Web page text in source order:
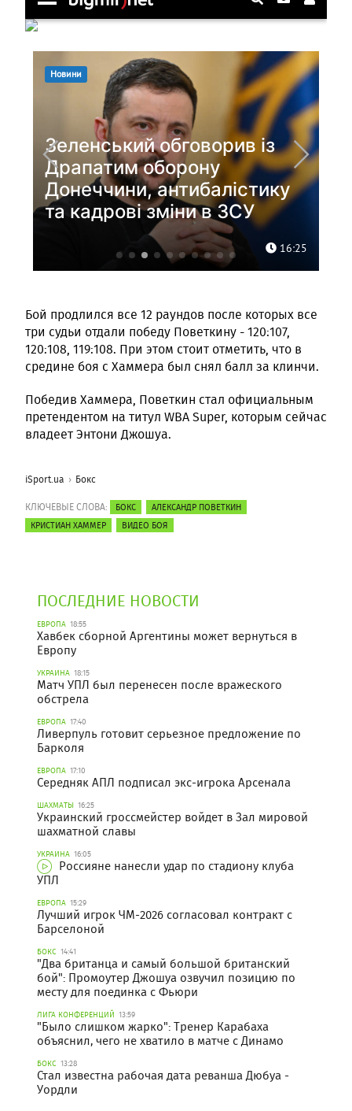
Бой продлился все 12 раундов после которых все
три судьи отдали победу Поветкину - 120:107,
120:108, 119:108. При этом стоит отметить, что в
средине боя с Хаммера был снял балл за клинчи.
Победив Хаммера, Поветкин стал официальным
претендентом на титул WBA Super, которым сейчас
владеет Энтони Джошуа.
iSport.ua Бокс
КЛЮЧЕВЫЕ СЛОВА: БОКС
АЛЕКСАНДР ПОВЕТКИН
КРИСТИАН ХАММЕР
ВИДЕО БОЯ
ПОСЛЕДНИЕ НОВОСТИ
ЕВРОПА 18:55
Хавбек сборной Аргентины может вернуться в
Европу
УКРАИНА 18:15
Матч УПЛ был перенесен после вражеского
обстрела
ЕВРОПА 17:40
Ливерпуль готовит серьезное предложение по
Барколя
ЕВРОПА 17:10
Середняк АПЛ подписал экс-игрока Арсенала
ШАХМАТЫ 16:25
Украинский гроссмейстер войдет в Зал мировой
шахматной славы
УКРАИНА 16:05
Россияне нанесли удар по стадиону клуба
УПЛ
ЕВРОПА 15:29
Лучший игрок ЧМ-2026 согласовал контракт с
Барселоной
БОКС 14:41
"Два британца и самый большой британский
бой": Промоутер Джошуа озвучил позицию по
месту для поединка с Фьюри
ЛИГА КОНФЕРЕНЦИЙ 13:59
"Было слишком жарко": Тренер Карабаха
объяснил, чего не хватило в матче с Динамо
БОКС 13:28
Стал известна рабочая дата реванша Дюбуа -
Уордли